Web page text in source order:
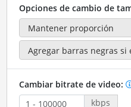
Opciones de cambio de
Cambiar bitrate de video:
kbps